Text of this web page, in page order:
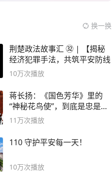
换一换
荆楚政法故事汇 ㉜ | 【揭秘
经济犯罪手法，共筑平安防线
10万次播放
蒋长扬：《国色芳华》里的
“神秘花鸟使”，到底是忠是
奸？
11万次播放
110 守护平安每一天！
10万次播放